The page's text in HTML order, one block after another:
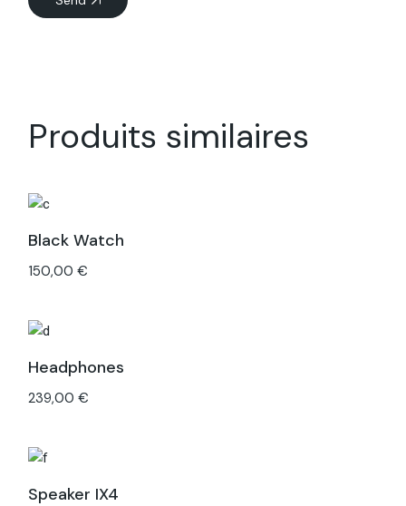
Produits similaires
Black Watch
150,00€
Headphones
239,00€
Speaker IX4